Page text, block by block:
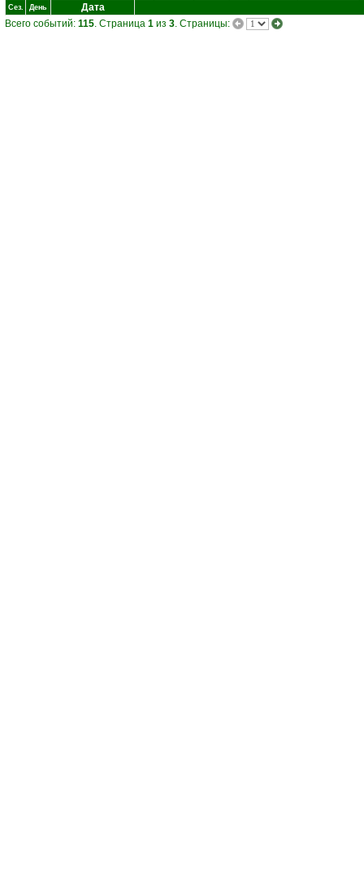
Сез. День
Дата
Всего событий: 115. Страница 1 из 3. Страницы: